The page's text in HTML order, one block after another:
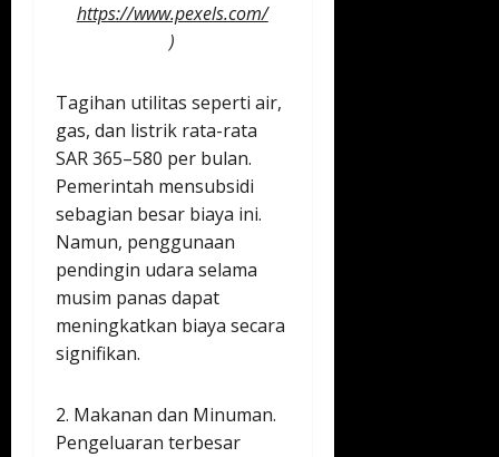
https://www.pexels.com/
)
Tagihan utilitas seperti air,
gas, dan listrik rata-rata
SAR 365–580 per bulan.
Pemerintah mensubsidi
sebagian besar biaya ini.
Namun, penggunaan
pendingin udara selama
musim panas dapat
meningkatkan biaya secara
signifikan.
2. Makanan dan Minuman.
Pengeluaran terbesar